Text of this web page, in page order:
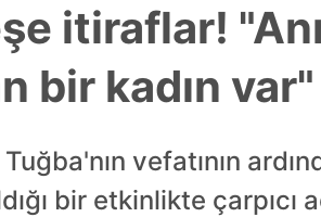
itiraflar!
bir kadın var"
vefatının
bir etkinlikte çarpıcı